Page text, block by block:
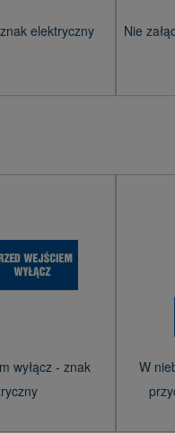
elektryczny
Nie
wyłącz - znak
W